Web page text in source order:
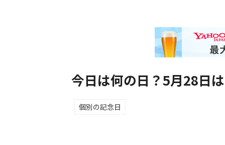
今日は何の日？5月28日
個別の記念日